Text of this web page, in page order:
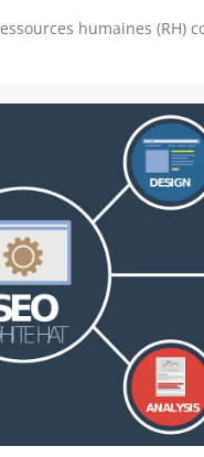
humaines (RH)